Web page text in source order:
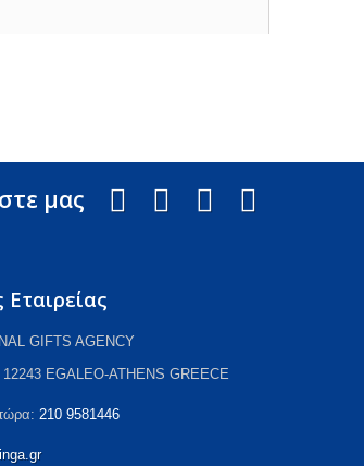
μας
GIFTS AGENCY
EGALEO-ATHENS GREECE
210 9581446